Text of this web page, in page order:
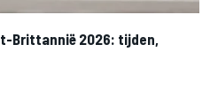
Brittannië 2026: tijden,